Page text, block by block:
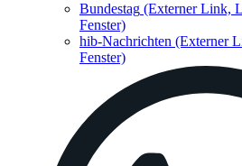
Bundestag (Externer Link,
Fenster)
hib-Nachrichten (Externer
Fenster)